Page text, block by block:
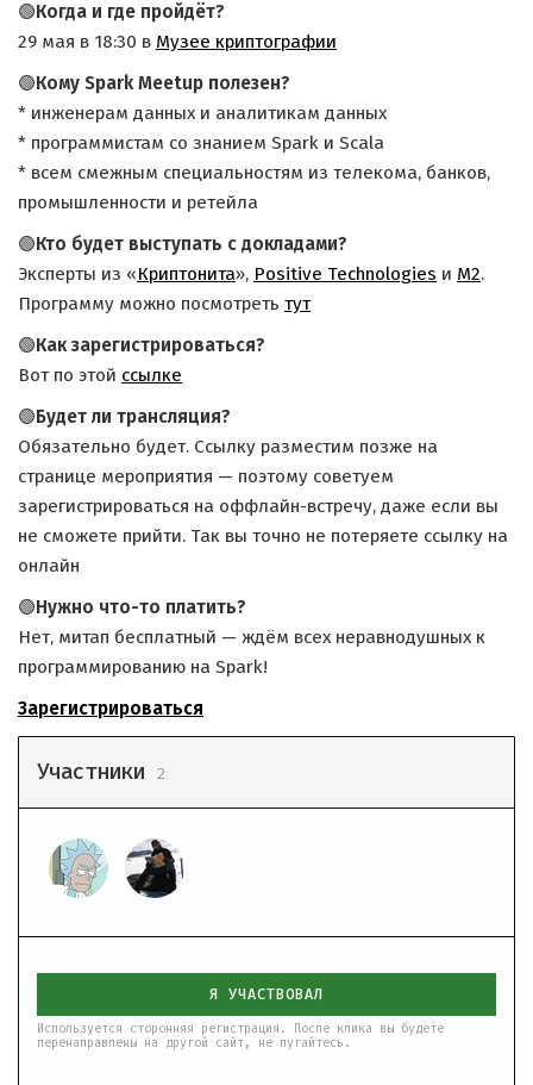
🟢Когда и где пройдёт?
29 мая в 18:30 в Музее криптографии
🟢Кому Spark Meetup полезен?
* инженерам данных и аналитикам данных
* программистам со знанием Spark и Scala
* всем смежным специальностям из телекома, банков,
промышленности и ретейла
🟢Кто будет выступать с докладами?
Эксперты из «Криптонита», Positive Technologies и М2.
Программу можно посмотреть тут
🟢Как зарегистрироваться?
Вот по этой ссылке
🟢Будет ли трансляция?
Обязательно будет. Ссылку разместим позже на
странице мероприятия — поэтому советуем
зарегистрироваться на оффлайн-встречу, даже если вы
не сможете прийти. Так вы точно не потеряете ссылку на
онлайн
🟢Нужно что-то платить?
Нет, митап бесплатный — ждём всех неравнодушных к
программированию на Spark!
Зарегистрироваться
Участники 2
Я УЧАСТВОВАЛ
Используется сторонняя регистрация. После клика вы будете
перенаправлены на другой сайт, не пугайтесь.